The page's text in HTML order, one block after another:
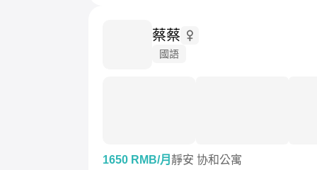
蔡蔡
國語
1650 RMB/月 靜安 协和公寓